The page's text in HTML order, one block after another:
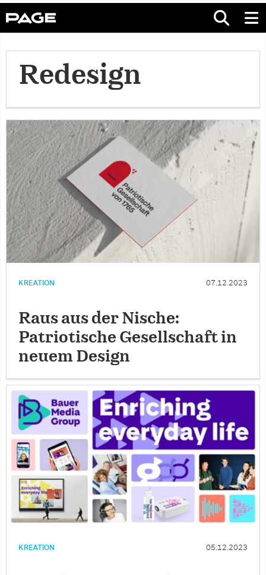
Redesign
KREATION 07.12.2023
Raus aus der Nische:
Patriotische Gesellschaft in
neuem Design
KREATION 05.12.2023